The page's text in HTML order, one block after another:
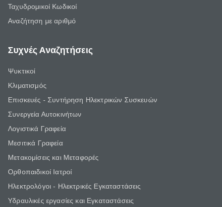
Ταχυδρομικοί Κωδικοί
Αναζήτηση με αριθμό
Συχνές Αναζητήσεις
Ψυκτικοί
Κλιματισμός
Επισκευές - Συντήρηση Ηλεκτρικών Συσκευών
Συνεργεία Αυτοκινήτων
Λογιστικά Γραφεία
Μεσιτικά Γραφεία
Μετακομίσεις και Μεταφορές
Ορθοπαιδικοί Ιατροί
Ηλεκτρολόγοι - Ηλεκτρικές Εγκαταστάσεις
Υδραυλικές εργασίες και Εγκαταστάσεις